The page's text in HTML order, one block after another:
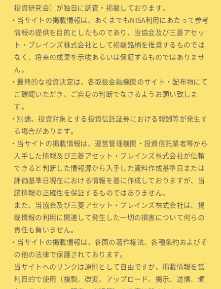
投資研究会）が独自に調査・掲載しております。
・当サイトの掲載情報は、あくまでもNISA利用にあたって参考
情報の提供を目的としたものであり、当協会及び三菱アセッ
ト・ブレインズ株式会社として掲載銘柄を推奨するものでは
なく、将来の成果を示唆あるいは保証するものではありませ
ん。
・最終的な投資決定は、各取扱金融機関のサイト・配布物にて
ご確認いただき、ご自身の判断でなさるようお願い致しま
す。
・別途、投資対象とする投資信託証券における報酬等が発生す
る場合があります。
・当サイトの掲載情報は、運営管理機関・投資信託業者等から
入手した情報及び三菱アセット・ブレインズ株式会社が信頼
できると判断した情報源から入手した資料作成基準日または
評価基準日現在における情報を基に作成しておりますが、当
該情報の正確性を保証するものではありません。
また、当協会及び三菱アセット・ブレインズ株式会社は、掲
載情報の利用に関連して発生した一切の損害について何らの
責任も負いません。
・当サイトの掲載情報は、各国の著作権法、各種条約およびそ
の他の法律で保護されております。
当サイトへのリンクは原則として自由ですが、掲載情報を営
利目的で使用（複製、改変、アップロード、掲示、送信、頒